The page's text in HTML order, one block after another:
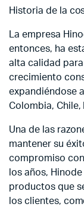
Historia de la
La empresa
entonces, ha
alta calidad
crecimiento
expandiéndose
Colombia, Chile,
Una de las
mantener su
compromiso
los años,
productos que
los clientes,